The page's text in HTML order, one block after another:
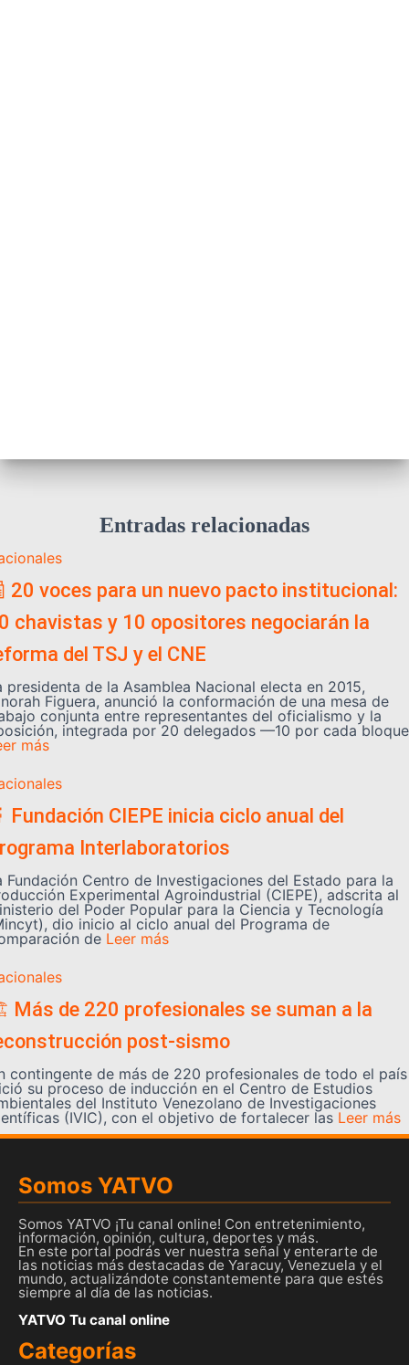
Entradas relacionadas
20 voces para un nuevo pacto institucional:
chavistas y 10 opositores negociarán la
del TSJ y el CNE
presidenta de la Asamblea Nacional electa en 2015,
Figuera, anunció la conformación de una mesa de
conjunta entre representantes del oficialismo y la
integrada por 20 delegados —10 por cada bloque
más
Fundación CIEPE inicia ciclo anual del
Interlaboratorios
Fundación Centro de Investigaciones del Estado para la
Experimental Agroindustrial (CIEPE), adscrita al
del Poder Popular para la Ciencia y Tecnología
dio inicio al ciclo anual del Programa de
de Leer más
de 220 profesionales se suman a la
post-sismo
contingente de más de 220 profesionales de todo el país
su proceso de inducción en el Centro de Estudios
del Instituto Venezolano de Investigaciones
(IVIC), con el objetivo de fortalecer las Leer más
Somos YATVO
Somos YATVO ¡Tu canal online! Con entretenimiento,
información, opinión, cultura, deportes y más.
En este portal podrás ver nuestra señal y enterarte de
las noticias más destacadas de Yaracuy, Venezuela y el
mundo, actualizándote constantemente para que estés
siempre al día de las noticias.
YATVO Tu canal online
Categorías